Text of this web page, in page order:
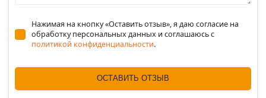
Нажимая на кнопку «Оставить отзыв», я даю согласие на
обработку персональных данных и соглашаюсь c
политикой конфиденциальности.
ОСТАВИТЬ ОТЗЫВ